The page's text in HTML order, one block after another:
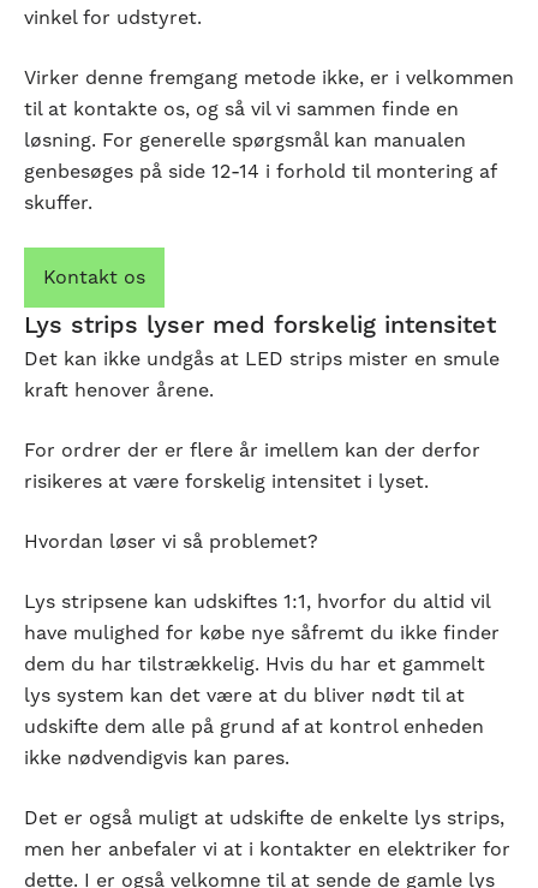
vinkel for udstyret.
Virker denne fremgang metode ikke, er i velkommen
til at kontakte os, og så vil vi sammen finde en
løsning. For generelle spørgsmål kan manualen
genbesøges på side 12-14 i forhold til montering af
skuffer.
Kontakt os
Lys strips lyser med forskelig intensitet
Det kan ikke undgås at LED strips mister en smule
kraft henover årene.
For ordrer der er flere år imellem kan der derfor
risikeres at være forskelig intensitet i lyset.
Hvordan løser vi så problemet?
Lys stripsene kan udskiftes 1:1, hvorfor du altid vil
have mulighed for købe nye såfremt du ikke finder
dem du har tilstrækkelig. Hvis du har et gammelt
lys system kan det være at du bliver nødt til at
udskifte dem alle på grund af at kontrol enheden
ikke nødvendigvis kan pares.
Det er også muligt at udskifte de enkelte lys strips,
men her anbefaler vi at i kontakter en elektriker for
dette. I er også velkomne til at sende de gamle lys